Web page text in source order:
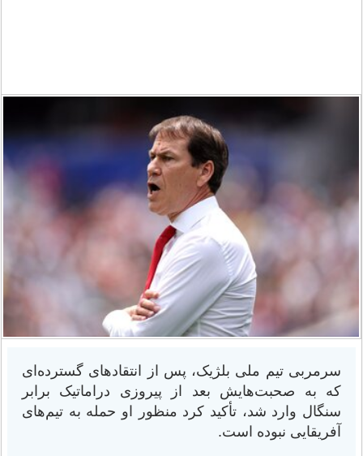
سرمربی تیم ملی بلژیک، پس از انتقادهای گسترده‌ای
که به صحبت‌هایش بعد از پیروزی دراماتیک برابر
سنگال وارد شد، تأکید کرد منظور او حمله به تیم‌های
آفریقایی نبوده است.